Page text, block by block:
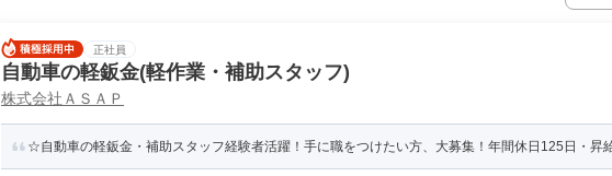
正社員
自動車の軽鈑金(軽作業・補助スタッフ)
株式会社ＡＳＡＰ
☆自動車の軽鈑金・補助スタッフ経験者活躍！手に職をつけたい方、大募集！年間休日125日・昇